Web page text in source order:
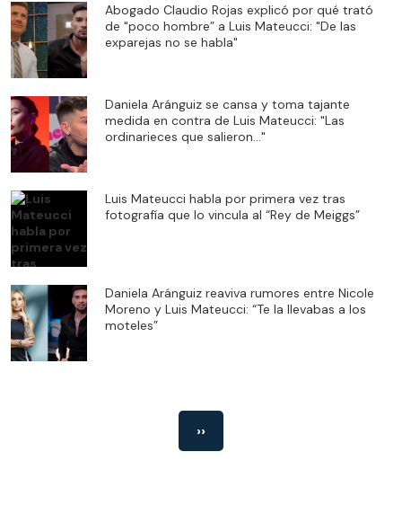
Abogado Claudio Rojas explicó por qué trató
de "poco hombre” a Luis Mateucci: "De las
exparejas no se habla"
Daniela Aránguiz se cansa y toma tajante
medida en contra de Luis Mateucci: "Las
ordinarieces que salieron..."
Luis Mateucci habla por primera vez tras
fotografía que lo vincula al “Rey de Meiggs”
Daniela Aránguiz reaviva rumores entre Nicole
Moreno y Luis Mateucci: “Te la llevabas a los
moteles”
››